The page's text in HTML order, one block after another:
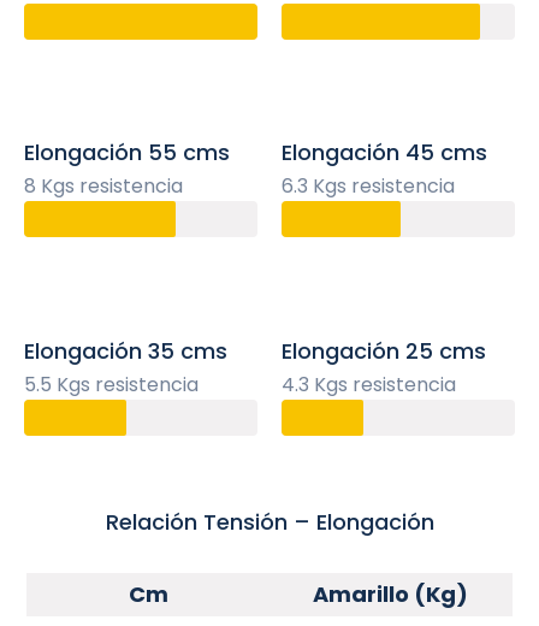
Elongación 55 cms
8 Kgs resistencia
Elongación 45 cms
6.3 Kgs resistencia
Elongación 35 cms
5.5 Kgs resistencia
Elongación 25 cms
4.3 Kgs resistencia
Relación Tensión – Elongación
Cm
Amarillo (Kg)